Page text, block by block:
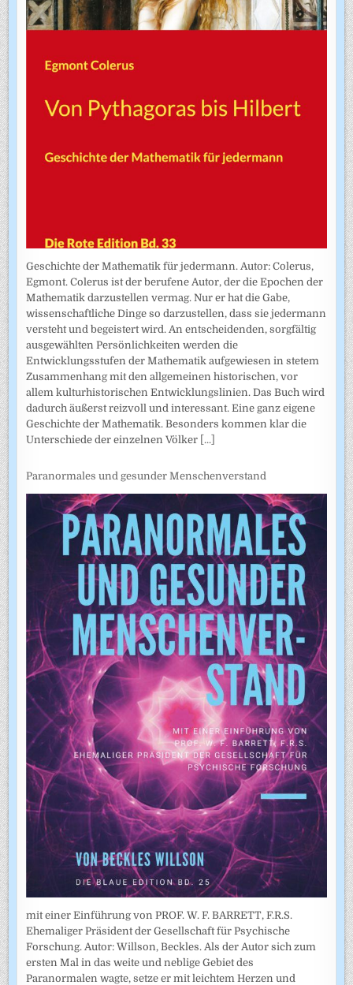
Geschichte der Mathematik für jedermann. Autor: Colerus,
Egmont. Colerus ist der berufene Autor, der die Epochen der
Mathematik darzustellen vermag. Nur er hat die Gabe,
wissenschaftliche Dinge so darzustellen, dass sie jedermann
versteht und begeistert wird. An entscheidenden, sorgfältig
ausgewählten Persönlichkeiten werden die
Entwicklungsstufen der Mathematik aufgewiesen in stetem
Zusammenhang mit den allgemeinen historischen, vor
allem kulturhistorischen Entwicklungslinien. Das Buch wird
dadurch äußerst reizvoll und interessant. Eine ganz eigene
Geschichte der Mathematik. Besonders kommen klar die
Unterschiede der einzelnen Völker [...]
Paranormales und gesunder Menschenverstand
mit einer Einführung von PROF. W. F. BARRETT, F.R.S.
Ehemaliger Präsident der Gesellschaft für Psychische
Forschung. Autor: Willson, Beckles. Als der Autor sich zum
ersten Mal in das weite und neblige Gebiet des
Paranormalen wagte, setze er mit leichtem Herzen und